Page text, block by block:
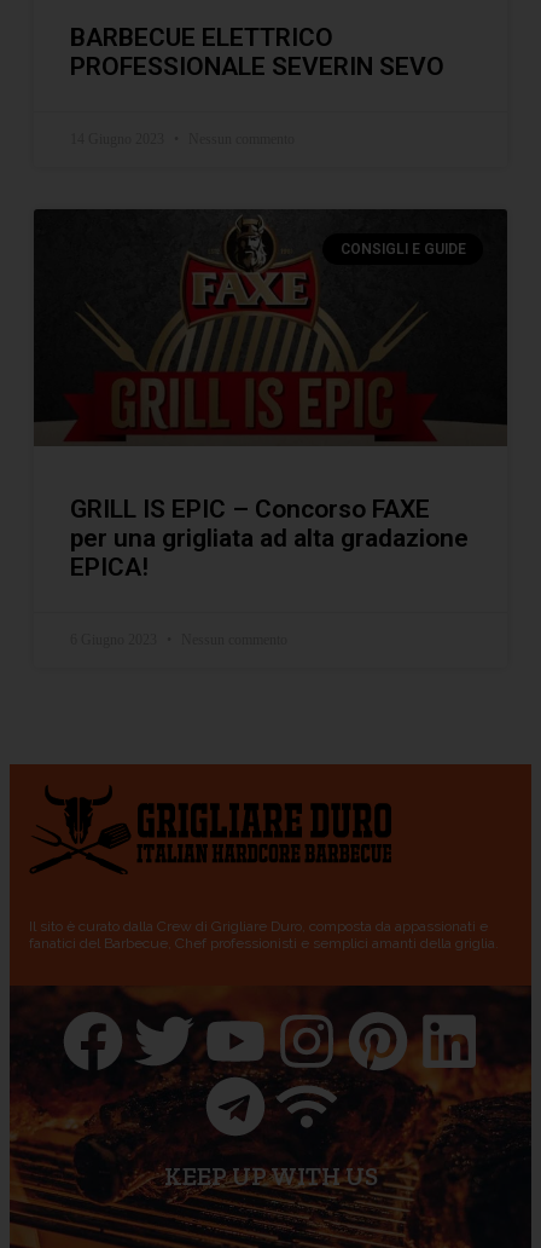
BARBECUE ELETTRICO
PROFESSIONALE SEVERIN SEVO
CONSIGLI E GUIDE
GRILL IS EPIC – Concorso FAXE
per una grigliata ad alta gradazione
EPICA!
Il sito è curato dalla Crew di Grigliare Duro, composta da appassionati e
fanatici del Barbecue, Chef professionisti e semplici amanti della griglia.
KEEP UP WITH US